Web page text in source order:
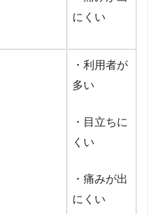
にくい
・利用者が
多い
・目立ちに
くい
・痛みが出
にくい